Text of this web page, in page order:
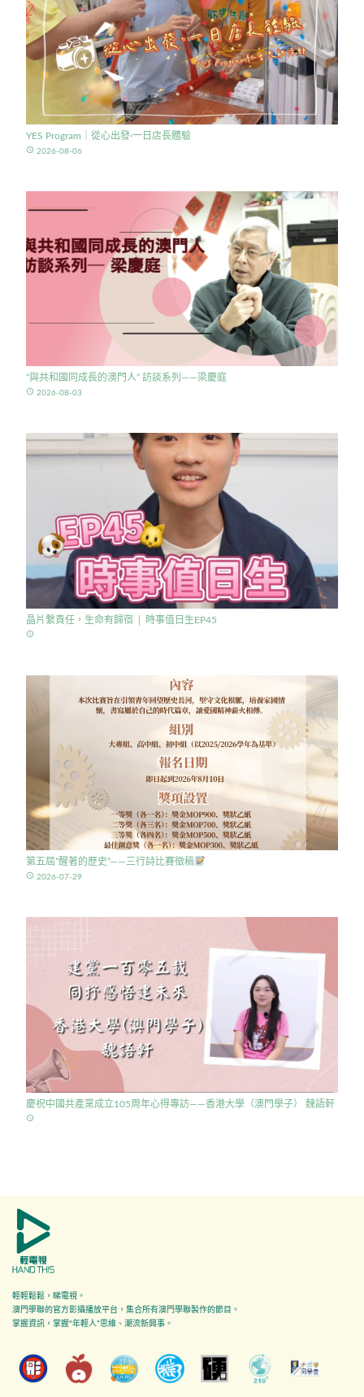
YES Program｜從心出發·一日店長體驗
access_time 2026-08-06
“與共和國同成長的澳門人” 訪談系列——梁慶庭
access_time 2026-08-03
晶片繫責任，生命有歸宿 │ 時事值日生EP45
access_time
第五屆”醒著的歷史”——三行詩比賽徵稿
access_time 2026-07-29
慶祝中國共產黨成立105周年心得專訪——香港大學（澳門學子） 魏語軒
access_time
輕輕鬆鬆，睇電視。
澳門學聯的官方影攝播放平台，集合所有澳門學聯製作的節目。
掌握資訊，掌握"年輕人”思維、潮流新興事。